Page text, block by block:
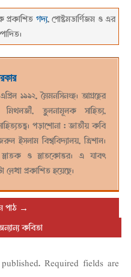
প্রকাশিত গদ্য, পোষ্টমডার্ণিজম ও এর
১৯৯২, মৈমনসিনংহ। আগ্রহের
তুলনামূলক সাহিত্য,
পড়াশোনা : জাতীয় কবি
ইসলাম বিশ্ববিদ্যালয়, ত্রিশাল।
ও স্নাতকোত্তর। এ যাবৎ
প্রকাশিত হয়েছে।
পাঠ →
কবিতা
Required fields are